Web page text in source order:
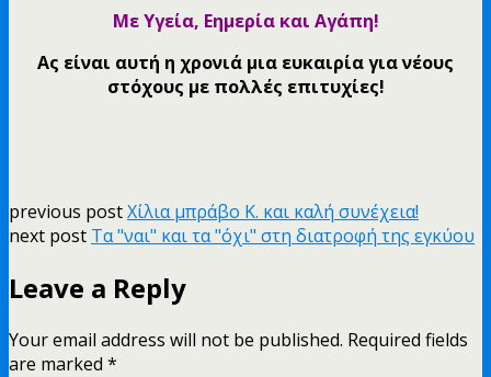
Με Υγεία, Εημερία και Αγάπη!
Ας είναι αυτή η χρονιά μια ευκαιρία για νέους
στόχους με πολλές επιτυχίες!
previous postΧίλια μπράβο Κ. και καλή συνέχεια!
next post Τα "ναι" και τα "όχι" στη διατροφή της εγκύου
Leave a Reply
Your email address will not be published. Required fields
are marked *